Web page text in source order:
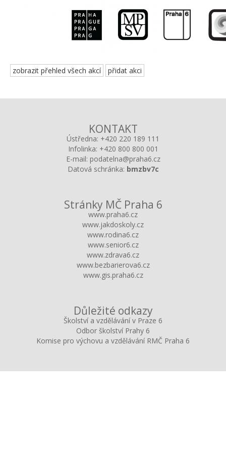
zobrazit přehled všech akcí přidat akci
KONTAKT
Ústředna: +420 220 189 111
Infolinka: +420 800 800 001
E-mail: podatelna@praha6.cz
Datová schránka: bmzbv7c
Stránky MČ Praha 6
www.praha6.cz
www.jakdoskoly.cz
www.rodina6.cz
www.senior6.cz
www.zdrava6.cz
www.bezbarierova6.cz
www.gis.praha6.cz
Důležité odkazy
Školství a vzdělávání v Praze 6
Odbor školství Prahy 6
Komise pro výchovu a vzdělávání RMČ Praha 6